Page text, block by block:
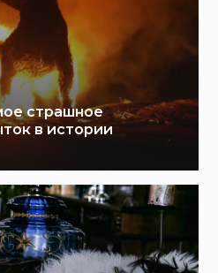
страшное
в истории